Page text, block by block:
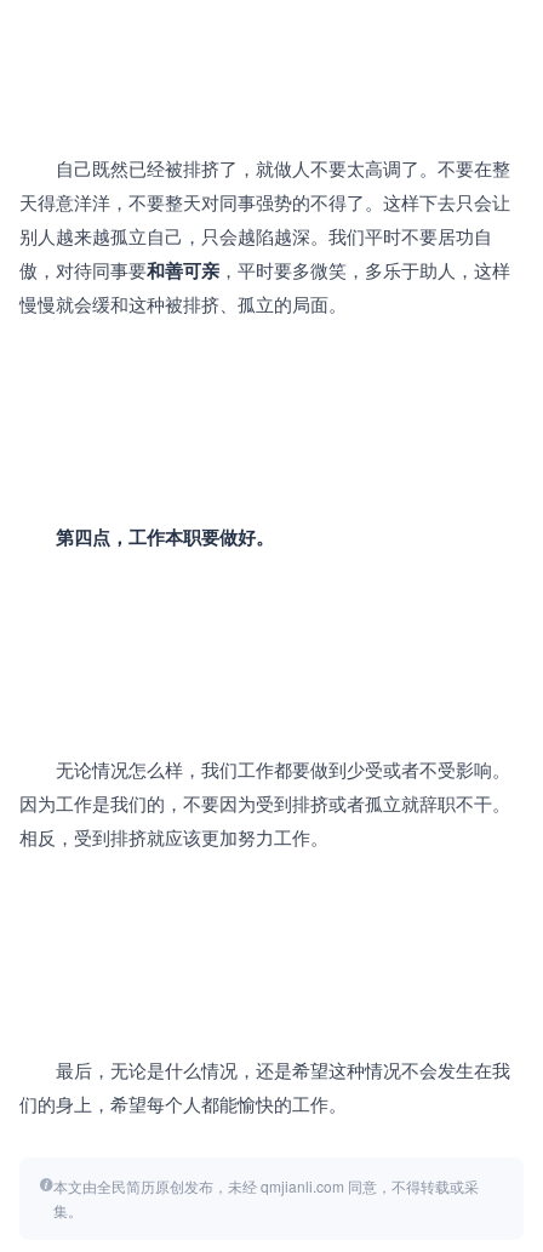
自己既然已经被排挤了，就做人不要太高调了。不要在整
天得意洋洋，不要整天对同事强势的不得了。这样下去只会让
别人越来越孤立自己，只会越陷越深。我们平时不要居功自
傲，对待同事要和善可亲 ，平时要多微笑，多乐于助人，这样
慢慢就会缓和这种被排挤、孤立的局面。
第四点，工作本职要做好。
无论情况怎么样，我们工作都要做到少受或者不受影响。
因为工作是我们的，不要因为受到排挤或者孤立就辞职不干。
相反，受到排挤就应该更加努力工作。
最后，无论是什么情况，还是希望这种情况不会发生在我
们的身上，希望每个人都能愉快的工作。
本文由全民简历原创发布，未经 qmjianli.com 同意，不得转载或采
集。